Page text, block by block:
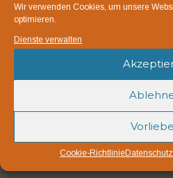
Wir verwenden Cookies, um unsere
optimieren.
Dienste verwalten
Cookie-Richtlinie